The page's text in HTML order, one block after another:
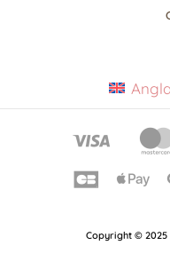
Copyright © 2025